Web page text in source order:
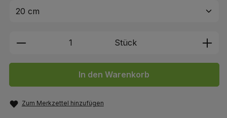
Produkt Anzahl: Gib den
Stück
In den Warenkorb
Zum Merkzettel hinzufügen